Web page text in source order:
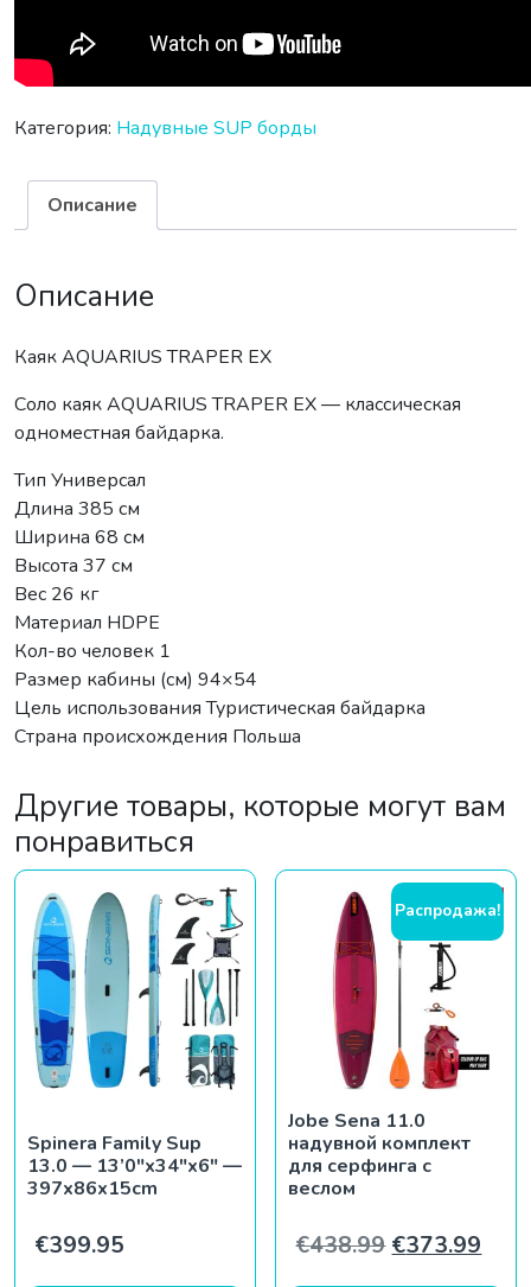
Категория: Надувные SUP борды
Описание
Описание
Каяк AQUARIUS TRAPER EX
Соло каяк AQUARIUS TRAPER EX — классическая
одноместная байдарка.
Тип Универсал
Длина 385 см
Ширина 68 см
Высота 37 см
Вес 26 кг
Материал HDPE
Кол-во человек 1
Размер кабины (см) 94×54
Цель использования Туристическая байдарка
Страна происхождения Польша
Другие товары, которые могут вам
понравиться
Spinera Family Sup
13.0 — 13’0″x34″x6″ —
397x86x15cm
€399.95
Распродажа!
Jobe Sena 11.0
надувной комплект
для серфинга с
веслом
€438.99€373.99